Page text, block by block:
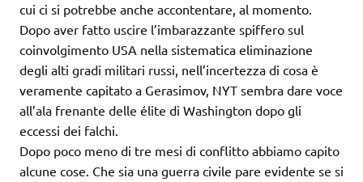
cui ci si potrebbe anche accontentare, al momento.
Dopo aver fatto uscire l’imbarazzante spiffero sul
coinvolgimento USA nella sistematica eliminazione
degli alti gradi militari russi, nell’incertezza di cosa è
veramente capitato a Gerasimov, NYT sembra dare voce
all’ala frenante delle élite di Washington dopo gli
eccessi dei falchi.
Dopo poco meno di tre mesi di conflitto abbiamo capito
alcune cose. Che sia una guerra civile pare evidente se si